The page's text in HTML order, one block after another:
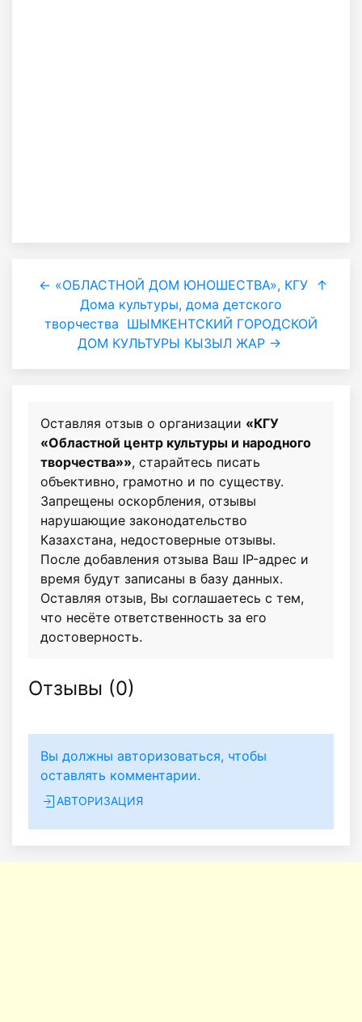
← «ОБЛАСТНОЙ ДОМ ЮНОШЕСТВА», КГУ
↑
Дома культуры, дома детского
творчества ШЫМКЕНТСКИЙ ГОРОДСКОЙ
ДОМ КУЛЬТУРЫ КЫЗЫЛ ЖАР →
Оставляя отзыв о организации «КГУ
«Областной центр культуры и народного
творчества»», старайтесь писать
объективно, грамотно и по существу.
Запрещены оскорбления, отзывы
нарушающие законодательство
Казахстана, недостоверные отзывы.
После добавления отзыва Ваш IP-адрес и
время будут записаны в базу данных.
Оставляя отзыв, Вы соглашаетесь с тем,
что несёте ответственность за его
достоверность.
Отзывы (0)
Вы должны авторизоваться, чтобы
оставлять комментарии.
АВТОРИЗАЦИЯ